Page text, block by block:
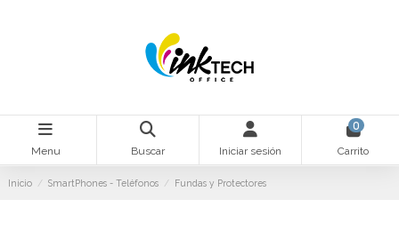
Menu Buscar Iniciar sesión
0
Carrito
Inicio SmartPhones - Teléfonos Fundas y Protectores